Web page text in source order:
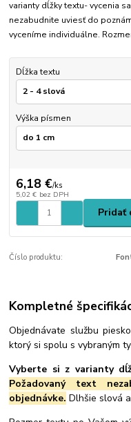
varianty dĺžky textu- vycenia
nezabudnite uviesť do
vyceníme individuálne.
Dĺžka textu
Výška písmen
6,18 €/ks
5,02 € bez DPH
Pridať
Číslo produktu:
Kompletné
Objednávate službu
ktorý si spolu s vybraným
Vyberte si z varianty
Požadovaný text
objednávke. Dlhšie slová